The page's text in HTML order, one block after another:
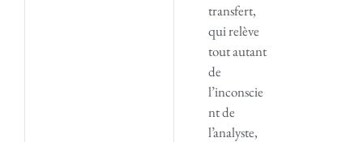
transfert,
qui relève
tout autant
de
l’inconscie
nt de
l’analyste,